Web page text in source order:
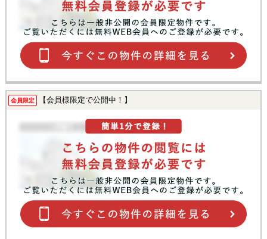
会員限定 【会員様限定で公開中！】